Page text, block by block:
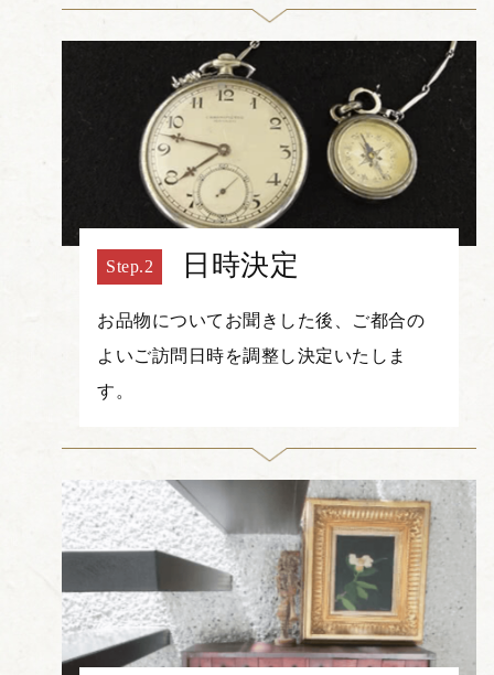
日時決定
お品物についてお聞きした後、ご都合の
よいご訪問日時を調整し決定いたしま
す。